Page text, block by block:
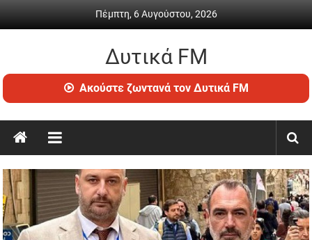
Πέμπτη, 6 Αυγούστου, 2026
Δυτικά FM
Ραδιόφωνο
•
ενημέρωση
Ακούστε ζωντανά τον Δυτικά FM